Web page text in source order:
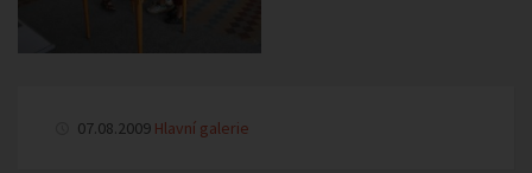
07.08.2009 Hlavní galerie